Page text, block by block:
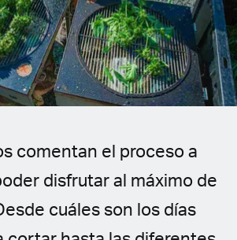
America)
comentan el proceso a
disfrutar al máximo de
cuáles son los días